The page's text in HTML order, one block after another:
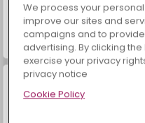
Masha and the Bear: Meadows
We process your
improve our sites and
campaigns and to
advertising. By clicking
exercise your privacy
privacy notice
Cookie Policy